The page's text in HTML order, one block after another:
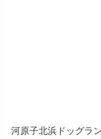
河原子北浜ドッグラ